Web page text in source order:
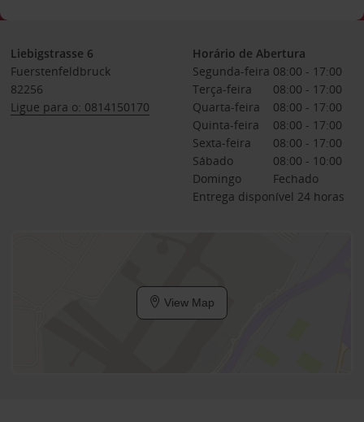
Liebigstrasse 6
Fuerstenfeldbruck
82256
Ligue para o: 0814150170
Horário de Abertura
Segunda-feira 08:00 - 17:00
Terça-feira
08:00 - 17:00
Quarta-feira
08:00 - 17:00
Quinta-feira
08:00 - 17:00
Sexta-feira
08:00 - 17:00
Sábado
08:00 - 10:00
Domingo
Fechado
Entrega disponível 24 horas
View Map